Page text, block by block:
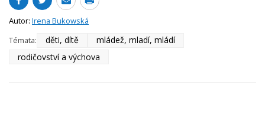
Autor: Irena Bukowská
Témata:
děti, dítě
mládež, mladí, mládí
rodičovství a výchova